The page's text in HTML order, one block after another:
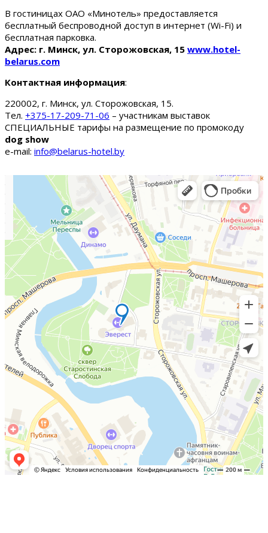
В гостиницах ОАО «Минотель» предоставляется
бесплатный беспроводной доступ в интернет (Wi-Fi) и
бесплатная парковка.
Адрес: г. Минск, ул. Сторожовская, 15 www.hotel-
belarus.com
Контактная информация:
220002, г. Минск, ул. Сторожовская, 15.
Тел. +375-17-209-71-06 – участникам выставок
СПЕЦИАЛЬНЫЕ тарифы на размещение по промокоду
dog show
e-mail: info@belarus-hotel.by